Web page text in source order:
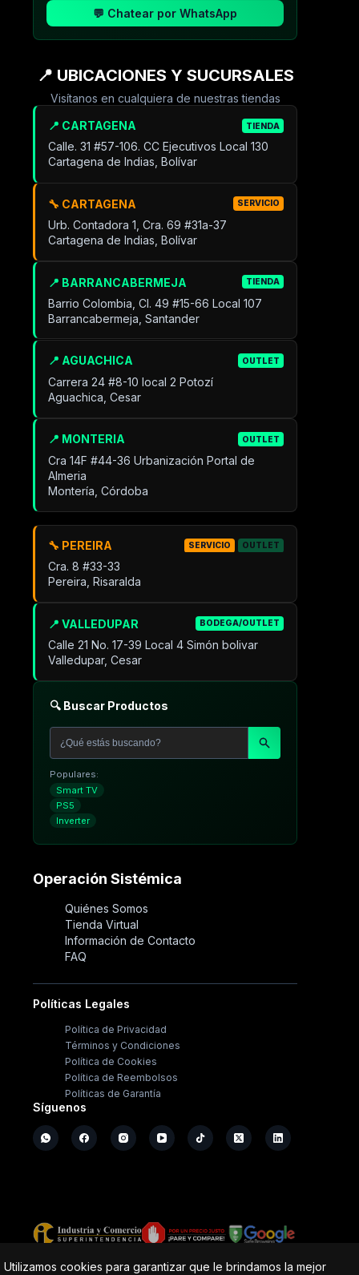
Utilizamos cookies para garantizar que le brindamos la mejor
💬 Chatear por WhatsApp
📍 UBICACIONES Y SUCURSALES
Visítanos en cualquiera de nuestras tiendas
📍 CARTAGENA TIENDA
Calle. 31 #57-106. CC Ejecutivos Local 130
Cartagena de Indias, Bolívar
🔧 CARTAGENA SERVICIO
Urb. Contadora 1, Cra. 69 #31a-37
Cartagena de Indias, Bolívar
📍 BARRANCABERMEJA TIENDA
Barrio Colombia, Cl. 49 #15-66 Local 107
Barrancabermeja, Santander
📍 AGUACHICA OUTLET
Carrera 24 #8-10 local 2 Potozí
Aguachica, Cesar
📍 MONTERIA OUTLET
Cra 14F #44-36 Urbanización Portal de
Almeria
Montería, Córdoba
📍 VALLEDUPAR BODEGA/OUTLET
Calle 21 No. 17-39 Local 4 Simón bolivar
Valledupar, Cesar
🔧 PEREIRA SERVICIO OUTLET
Cra. 8 #33-33
Pereira, Risaralda
🔍 Buscar Productos
Populares:
Smart TV
PS5
Inverter
Operación Sistémica
Quiénes Somos
Tienda Virtual
Información de Contacto
FAQ
Políticas Legales
Política de Privacidad
Términos y Condiciones
Política de Cookies
Política de Reembolsos
Políticas de Garantía
Síguenos
Copyright © - Operación Sistémica